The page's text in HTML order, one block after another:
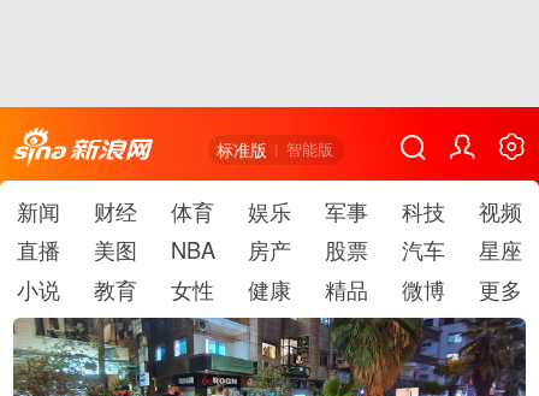
标准版 智能版
新闻 财经 体育 娱乐 军事 科技
视频
直播
美图 NBA 房产 股票 汽车
星座
小说
教育 女性 健康 精品 微博 更多